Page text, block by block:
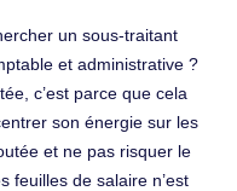
un sous-traitant
et administrative ?
c’est parce que cela
son énergie sur les
et ne pas risquer le
feuilles de salaire n’est